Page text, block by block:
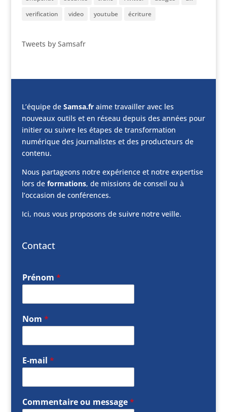
verification
video youtube écriture
Tweets by Samsafr
L’équipe de Samsa.fraime travailler avec les
nouveaux outils et en réseau depuis des années pour
initier ou suivre les étapes de transformation
numérique des journalistes et des producteurs de
contenu.
Nous partageons notre expérience et notre expertise
lors de formations, de missions de conseil ou à
l’occasion de conférences.
Ici, nous vous proposons de suivre notre veille.
Contact
Prénom *
Nom *
E-mail *
Commentaire ou message*